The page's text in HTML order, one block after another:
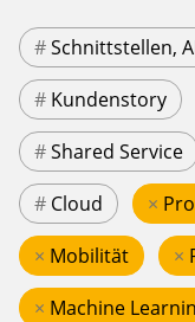
#Schnittstellen,
# Kundenstory
#Shared Service
# Cloud ×
× Mobilität ×
× Machine